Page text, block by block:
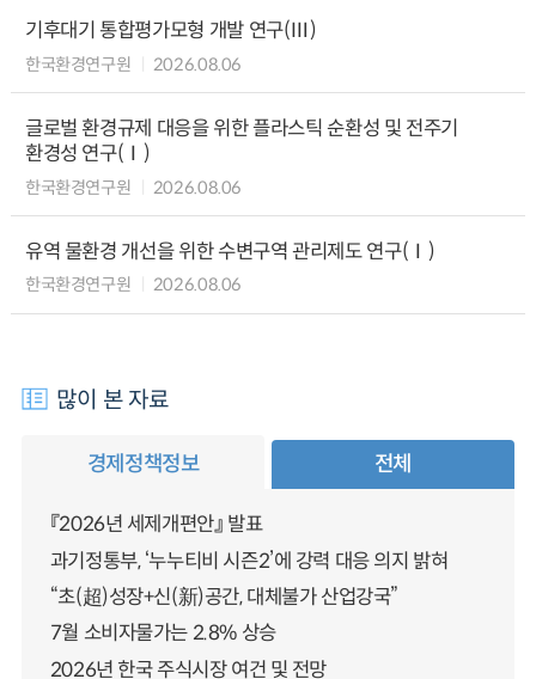
기후대기 통합평가모형 개발 연구(Ⅲ)
한국환경연구원 2026.08.06
글로벌 환경규제 대응을 위한 플라스틱 순환성 및 전주기
환경성 연구(Ⅰ)
한국환경연구원 2026.08.06
유역 물환경 개선을 위한 수변구역 관리제도 연구(Ⅰ)
한국환경연구원 2026.08.06
많이 본 자료
경제정책정보 전체
『2026년 세제개편안』 발표
과기정통부, ‘누누티비 시즌2’에 강력 대응 의지 밝혀
“초(超)성장+신(新)공간, 대체불가 산업강국”
7월 소비자물가는 2.8% 상승
2026년 한국 주식시장 여건 및 전망